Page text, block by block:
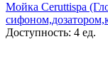
Мойка Ceruttispa
Доступность: 4 ед.